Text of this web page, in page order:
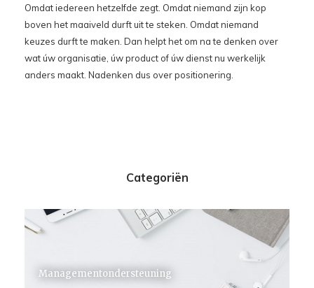
Omdat iedereen hetzelfde zegt. Omdat niemand zijn kop
boven het maaiveld durft uit te steken. Omdat niemand
keuzes durft te maken. Dan helpt het om na te denken over
wat úw organisatie, úw product of úw dienst nu werkelijk
anders maakt. Nadenken dus over positionering.
Categoriën
Managementondersteuning